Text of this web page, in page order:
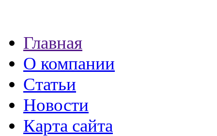
экспресс займы
Главная
О компании
Статьи
Новости
Карта сайта